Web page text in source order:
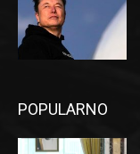
POPULARNO